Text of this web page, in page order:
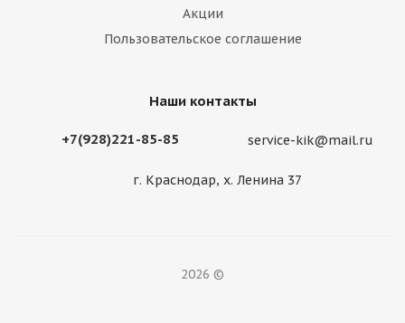
Акции
Пользовательское соглашение
Наши контакты
+7(928)221-85-85 service-kik@mail.ru
г. Краснодар, х. Ленина 37
2026 ©